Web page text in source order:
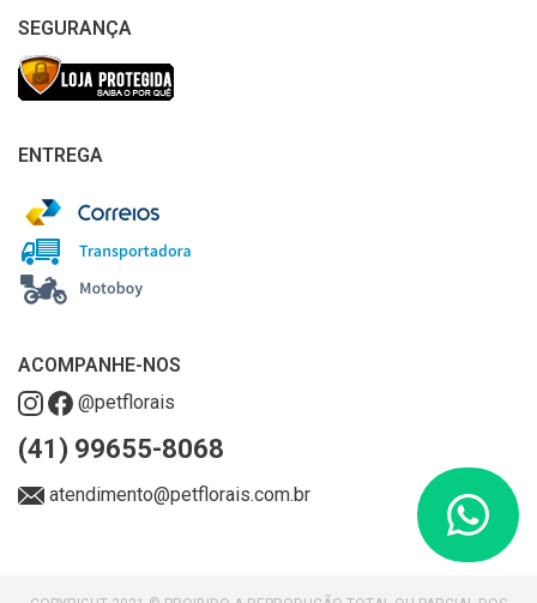
SEGURANÇA
ENTREGA
ACOMPANHE-NOS
@petflorais
(41) 99655-8068
atendimento@petflorais.com.br